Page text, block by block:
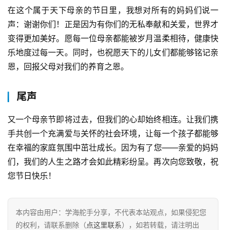
在这个属于天下母亲的节日里，我想对所有的妈妈们说一
声：谢谢你们！正是因为有你们的无私奉献和关爱，世界才
变得更加美好。愿每一位母亲都能被岁月温柔相待，健康快
乐地度过每一天。同时，也祝愿天下的儿女们都能够铭记亲
恩，回报父母对我们的养育之恩。
尾声
又一个母亲节即将过去，但我们的心却始终相连。让我们携
手共创一个充满爱与关怀的社会环境，让每一个孩子都能够
在幸福的家庭氛围中茁壮成长。因为有了您——亲爱的妈妈
们，我们的人生之路才会如此精彩纷呈。再次向您致敬，祝
您节日快乐！
本内容由用户：学海舵手分享，不代表本站观点，如果侵犯您
的权利，请联系删除（点这里联系），如若转载，请注明出